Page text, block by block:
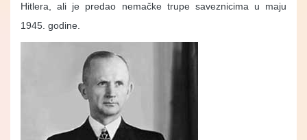
Hitlera, ali je predao nemačke trupe saveznicima u maju
1945. godine.